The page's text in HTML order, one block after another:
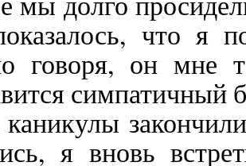
что я
говоря, он мне
каникулы
я вновь